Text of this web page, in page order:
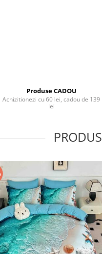
Produse CADOU
Achizitionezi cu 60 lei, cadou de 139
lei